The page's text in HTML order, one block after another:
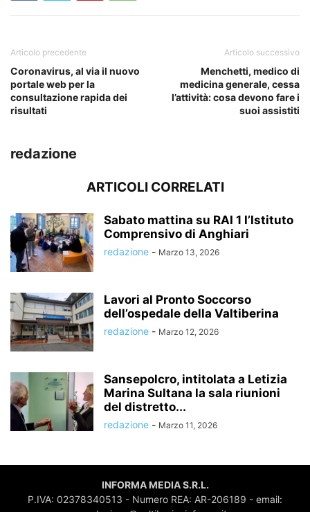
Articolo precedente
Coronavirus, al via il nuovo
portale web per la
consultazione rapida dei
risultati
Articolo successivo
Menchetti, medico di
medicina generale, cessa
l’attività: cosa devono fare i
suoi assistiti
redazione
ARTICOLI CORRELATI
Sabato mattina su RAI 1 l’Istituto
Comprensivo di Anghiari
redazione - Marzo 13, 2026
Lavori al Pronto Soccorso
dell’ospedale della Valtiberina
redazione - Marzo 12, 2026
Sansepolcro, intitolata a Letizia
Marina Sultana la sala riunioni
del distretto...
redazione - Marzo 11, 2026
INFORMA MEDIA S.R.L.
P.IVA: 02378340513 - Numero REA: AR-206189 - email: